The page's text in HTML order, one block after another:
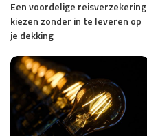
Een voordelige reisverzekering
kiezen zonder in te leveren op
je dekking